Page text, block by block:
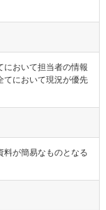
において担当者の情報
てにおいて現況が優先
料が簡易なものとなる